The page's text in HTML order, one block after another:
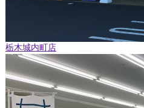
栃木城内町店